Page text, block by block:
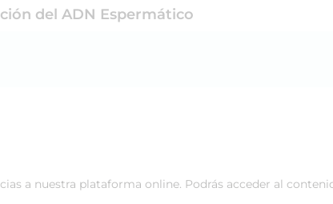
del ADN Espermático
a nuestra plataforma online. Podrás acceder al